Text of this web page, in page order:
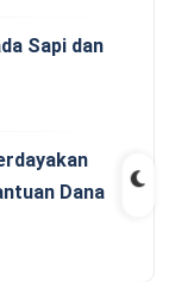
Sapi dan
Dana